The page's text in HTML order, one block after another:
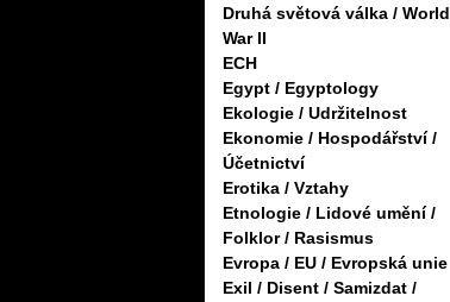
Druhá světová válka / World
War II
ECH
Egypt / Egyptology
Ekologie / Udržitelnost
Ekonomie / Hospodářství /
Účetnictví
Erotika / Vztahy
Etnologie / Lidové umění /
Folklor / Rasismus
Evropa / EU / Evropská unie
Exil / Disent / Samizdat /